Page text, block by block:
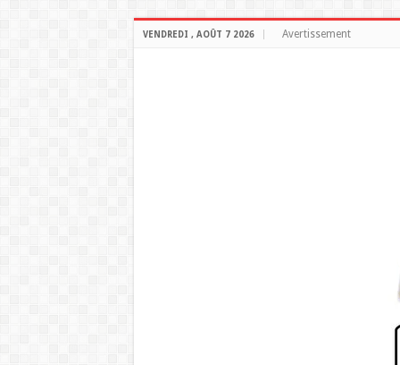
VENDREDI , AOÛT 7 2026 Avertissement